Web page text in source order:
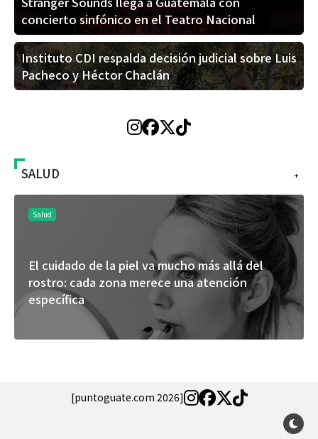
concierto sinfónico en el Teatro Nacional
Instituto CDI respalda decisión judicial sobre Luis
Pacheco y Héctor Chaclán
+
SALUD
Salud
El cuidado de la piel va mucho más allá del
rostro: cada zona merece una atención
específica
[puntoguate.com 2026]